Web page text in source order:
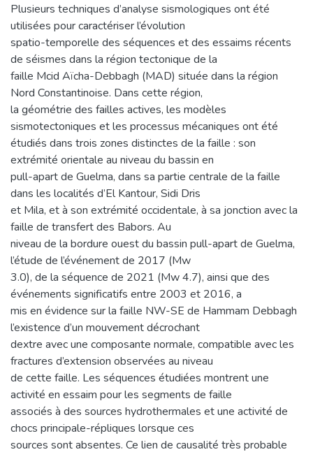
Plusieurs techniques d’analyse sismologiques ont été
utilisées pour caractériser l’évolution
spatio-temporelle des séquences et des essaims récents
de séismes dans la région tectonique de la
faille Mcid Aïcha-Debbagh (MAD) située dans la région
Nord Constantinoise. Dans cette région,
la géométrie des failles actives, les modèles
sismotectoniques et les processus mécaniques ont été
étudiés dans trois zones distinctes de la faille : son
extrémité orientale au niveau du bassin en
pull-apart de Guelma, dans sa partie centrale de la faille
dans les localités d’El Kantour, Sidi Dris
et Mila, et à son extrémité occidentale, à sa jonction avec la
faille de transfert des Babors. Au
niveau de la bordure ouest du bassin pull-apart de Guelma,
l’étude de l’événement de 2017 (Mw
3.0), de la séquence de 2021 (Mw 4.7), ainsi que des
événements significatifs entre 2003 et 2016, a
mis en évidence sur la faille NW-SE de Hammam Debbagh
l’existence d’un mouvement décrochant
dextre avec une composante normale, compatible avec les
fractures d’extension observées au niveau
de cette faille. Les séquences étudiées montrent une
activité en essaim pour les segments de faille
associés à des sources hydrothermales et une activité de
chocs principale-répliques lorsque ces
sources sont absentes. Ce lien de causalité très probable